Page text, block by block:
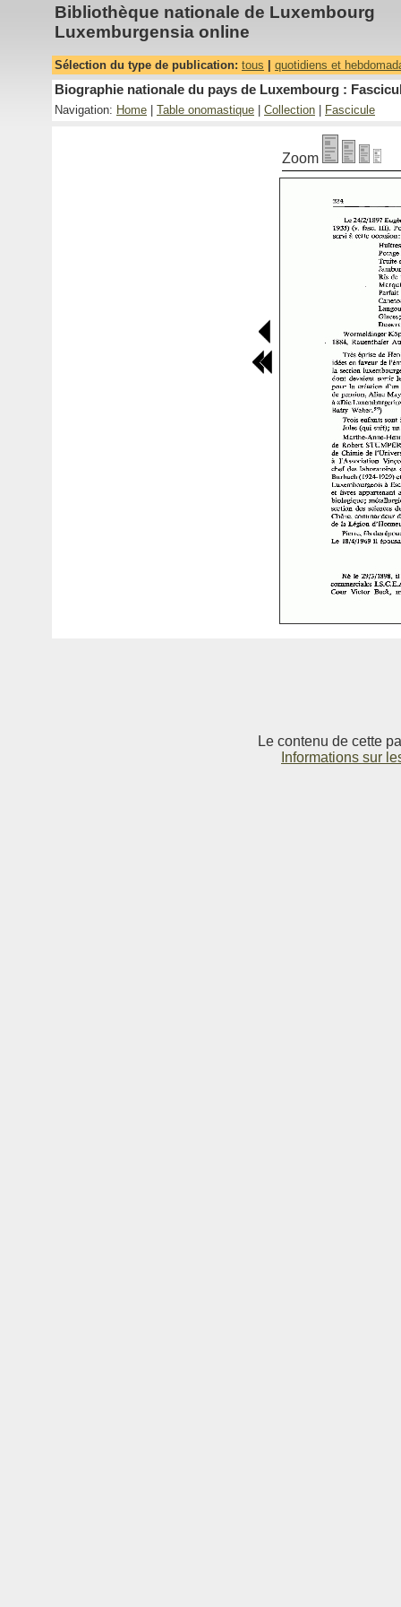
Bibliothèque nationale de Luxembourg
Luxemburgensia online
Sélection du type de publication: tous quotidiens et
Biographie nationale du pays de Luxembourg :
Navigation: Home Table onomastique Collection Fascicule
Zoom
Le contenu de cette
Informations sur